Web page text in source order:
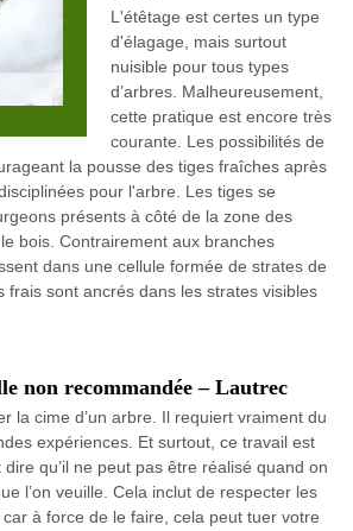
L'étêtage est certes un type
d'élagage, mais surtout
nuisible pour tous types
d’arbres. Malheureusement,
cette pratique est encore très
courante. Les possibilités de
la pousse des tiges fraîches après
pour l'arbre. Les tiges se
présents à côté de la zone des
bois. Contrairement aux branches
dans une cellule formée de strates de
frais sont ancrés dans les strates visibles
non recommandée – Lautrec
la cime d’un arbre. Il requiert vraiment du
expériences. Et surtout, ce travail est
qu’il ne peut pas être réalisé quand on
l’on veuille. Cela inclut de respecter les
à force de le faire, cela peut tuer votre